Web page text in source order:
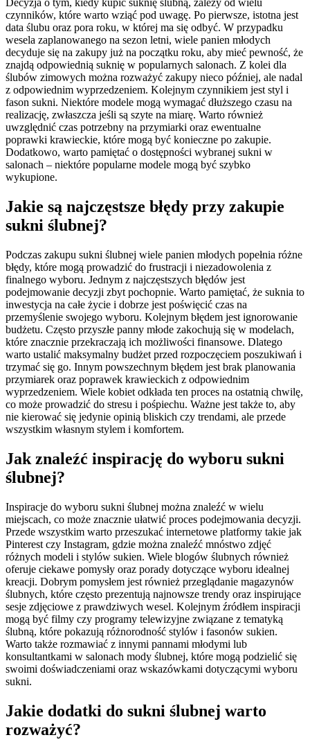
Decyzja o tym, kiedy kupić suknię ślubną, zależy od wielu
czynników, które warto wziąć pod uwagę. Po pierwsze, istotna jest
data ślubu oraz pora roku, w której ma się odbyć. W przypadku
wesela zaplanowanego na sezon letni, wiele panien młodych
decyduje się na zakupy już na początku roku, aby mieć pewność, że
znajdą odpowiednią suknię w popularnych salonach. Z kolei dla
ślubów zimowych można rozważyć zakupy nieco później, ale nadal
z odpowiednim wyprzedzeniem. Kolejnym czynnikiem jest styl i
fason sukni. Niektóre modele mogą wymagać dłuższego czasu na
realizację, zwłaszcza jeśli są szyte na miarę. Warto również
uwzględnić czas potrzebny na przymiarki oraz ewentualne
poprawki krawieckie, które mogą być konieczne po zakupie.
Dodatkowo, warto pamiętać o dostępności wybranej sukni w
salonach – niektóre popularne modele mogą być szybko
wykupione.
Jakie są najczęstsze błędy przy zakupie
sukni ślubnej?
Podczas zakupu sukni ślubnej wiele panien młodych popełnia różne
błędy, które mogą prowadzić do frustracji i niezadowolenia z
finalnego wyboru. Jednym z najczęstszych błędów jest
podejmowanie decyzji zbyt pochopnie. Warto pamiętać, że suknia to
inwestycja na całe życie i dobrze jest poświęcić czas na
przemyślenie swojego wyboru. Kolejnym błędem jest ignorowanie
budżetu. Często przyszłe panny młode zakochują się w modelach,
które znacznie przekraczają ich możliwości finansowe. Dlatego
warto ustalić maksymalny budżet przed rozpoczęciem poszukiwań i
trzymać się go. Innym powszechnym błędem jest brak planowania
przymiarek oraz poprawek krawieckich z odpowiednim
wyprzedzeniem. Wiele kobiet odkłada ten proces na ostatnią chwilę,
co może prowadzić do stresu i pośpiechu. Ważne jest także to, aby
nie kierować się jedynie opinią bliskich czy trendami, ale przede
wszystkim własnym stylem i komfortem.
Jak znaleźć inspirację do wyboru sukni
ślubnej?
Inspiracje do wyboru sukni ślubnej można znaleźć w wielu
miejscach, co może znacznie ułatwić proces podejmowania decyzji.
Przede wszystkim warto przeszukać internetowe platformy takie jak
Pinterest czy Instagram, gdzie można znaleźć mnóstwo zdjęć
różnych modeli i stylów sukien. Wiele blogów ślubnych również
oferuje ciekawe pomysły oraz porady dotyczące wyboru idealnej
kreacji. Dobrym pomysłem jest również przeglądanie magazynów
ślubnych, które często prezentują najnowsze trendy oraz inspirujące
sesje zdjęciowe z prawdziwych wesel. Kolejnym źródłem inspiracji
mogą być filmy czy programy telewizyjne związane z tematyką
ślubną, które pokazują różnorodność stylów i fasonów sukien.
Warto także rozmawiać z innymi pannami młodymi lub
konsultantkami w salonach mody ślubnej, które mogą podzielić się
swoimi doświadczeniami oraz wskazówkami dotyczącymi wyboru
sukni.
Jakie dodatki do sukni ślubnej warto
rozważyć?